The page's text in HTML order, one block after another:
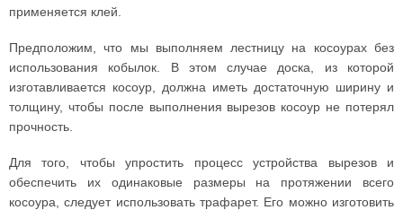
применяется клей.
Предположим, что мы выполняем лестницу на косоурах без
использования кобылок. В этом случае доска, из которой
изготавливается косоур, должна иметь достаточную ширину и
толщину, чтобы после выполнения вырезов косоур не потерял
прочность.
Для того, чтобы упростить процесс устройства вырезов и
обеспечить их одинаковые размеры на протяжении всего
косоура, следует использовать трафарет. Его можно изготовить